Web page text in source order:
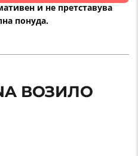
и не претставува
понуда.
ВОЗИЛО